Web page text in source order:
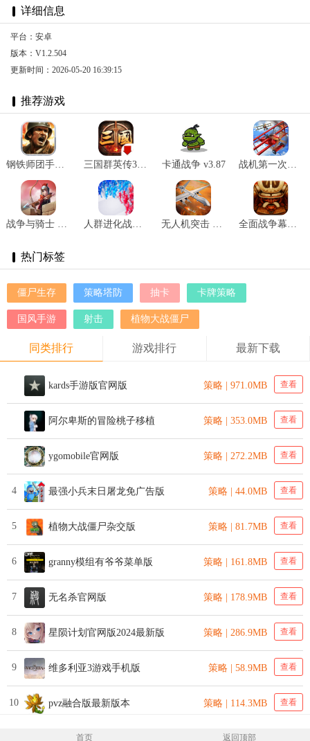
详细信息
平台：安卓
版本：V1.2.504
更新时间：2026-05-20 16:39:15
推荐游戏
钢铁师团手游 v1.7.9 三国群英传3奥汀原版 v1.002 卡通战争 v3.87 战机第一次世界大战 v1.1
战争与骑士 v0.9.5安卓版 人群进化战争 v0.1.1 无人机突击 v1.0 全面战争幕府将军手游 v1.0.5
热门标签
僵尸生存 策略塔防 抽卡 卡牌策略
国风手游 射击 植物大战僵尸
同类排行 游戏排行 最新下载
kards手游版官网版 策略 | 971.0MB 查看
阿尔卑斯的冒险桃子移植 策略 | 353.0MB 查看
ygomobile官网版 策略 | 272.2MB 查看
4 最强小兵末日屠龙免广告版 策略 | 44.0MB 查看
5 植物大战僵尸杂交版 策略 | 81.7MB 查看
6 granny模组有爷爷菜单版 策略 | 161.8MB 查看
7 无名杀官网版 策略 | 178.9MB 查看
8 星陨计划官网版2024最新版 策略 | 286.9MB 查看
9 维多利亚3游戏手机版 策略 | 58.9MB 查看
10 pvz融合版最新版本 策略 | 114.3MB 查看
首页 返回顶部